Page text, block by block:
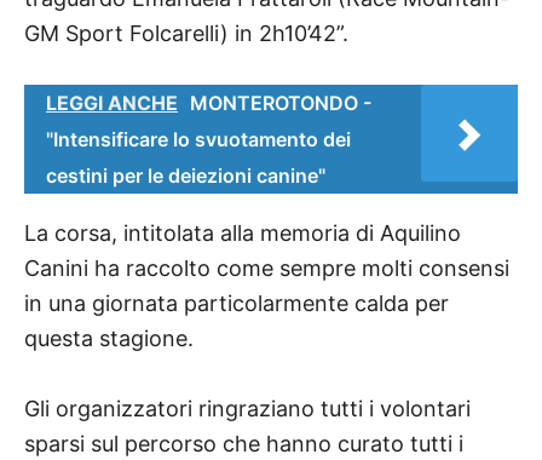
GM Sport Folcarelli) in 2h10’42”.
LEGGI ANCHE MONTEROTONDO -
"Intensificare lo svuotamento dei
cestini per le deiezioni canine"
La corsa, intitolata alla memoria di Aquilino
Canini ha raccolto come sempre molti consensi
in una giornata particolarmente calda per
questa stagione.
Gli organizzatori ringraziano tutti i volontari
sparsi sul percorso che hanno curato tutti i